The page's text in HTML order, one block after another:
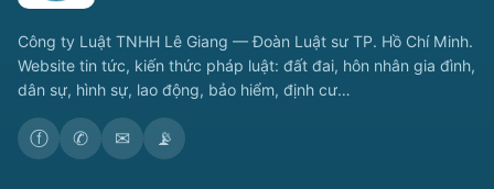
Công ty Luật TNHH Lê Giang — Đoàn Luật sư TP. Hồ Chí Minh.
Website tin tức, kiến thức pháp luật: đất đai, hôn nhân gia đình,
dân sự, hình sự, lao động, bảo hiểm, định cư…
ⓕ ✆ ✉ 📡